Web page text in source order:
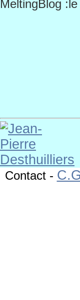
MeltingBlog
Contact-